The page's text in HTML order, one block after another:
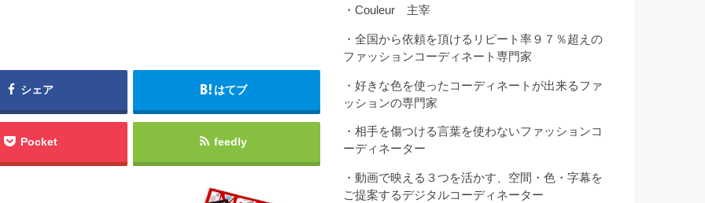
シェア はてブ
Pocket feedly
・Couleur 主宰
・全国から依頼を頂けるリピート率９７％超えの
ファッションコーディネート専門家
・好きな色を使ったコーディネートが出来るファ
ッションの専門家
・相手を傷つける言葉を使わないファッションコ
ーディネーター
・動画で映える３つを活かす、空間・色・字幕を
ご提案するデジタルコーディネーター